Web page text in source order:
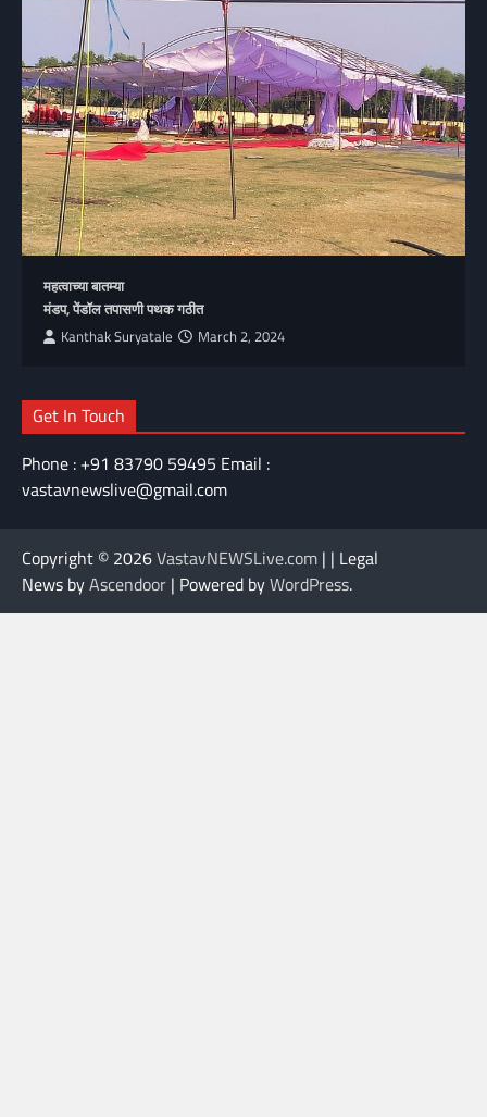
महत्वाच्या बातम्या
मंडप, पेंडॉल तपासणी पथक गठीत
Kanthak Suryatale March 2, 2024
Get In Touch
Phone : +91 83790 59495 Email :
vastavnewslive@gmail.com
Copyright © 2026VastavNEWSLive.com | | Legal
News byAscendoor | Powered byWordPress.